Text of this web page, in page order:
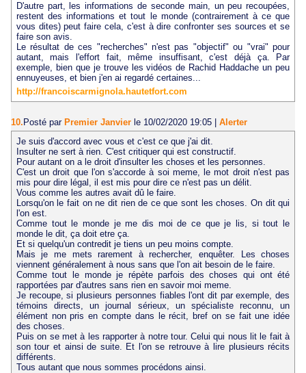
D'autre part, les informations de seconde main, un peu recoupées,
restent des informations et tout le monde (contrairement à ce que
vous dites) peut faire cela, c'est à dire confronter ses sources et se
faire son avis.
Le résultat de ces "recherches" n'est pas "objectif" ou "vrai" pour
autant, mais l'effort fait, même insuffisant, c'est déjà ça. Par
exemple, bien que je trouve les vidéos de Rachid Haddache un peu
ennuyeuses, et bien j'en ai regardé certaines...
http://francoiscarmignola.hautetfort.com
10. Posté par Premier Janvier le 10/02/2020 19:05
Alerter
Je suis d'accord avec vous et c'est ce que j'ai dit.
Insulter ne sert à rien. C'est critiquer qui est constructif.
Pour autant on a le droit d'insulter les choses et les personnes.
C'est un droit que l'on s'accorde à soi meme, le mot droit n'est pas
mis pour dire légal, il est mis pour dire ce n'est pas un délit.
Vous comme les autres avait dû le faire.
Lorsqu'on le fait on ne dit rien de ce que sont les choses. On dit qui
l'on est.
Comme tout le monde je me dis moi de ce que je lis, si tout le
monde le dit, ça doit etre ça.
Et si quelqu'un contredit je tiens un peu moins compte.
Mais je me mets rarement à rechercher, enquêter. Les choses
viennent généralement à nous sans que l'on ait besoin de le faire.
Comme tout le monde je répète parfois des choses qui ont été
rapportées par d'autres sans rien en savoir moi meme.
Je recoupe, si plusieurs personnes fiables l'ont dit par exemple, des
témoins directs, un journal sérieux, un spécialiste reconnu, un
élément non pris en compte dans le récit, bref on se fait une idée
des choses.
Puis on se met à les rapporter à notre tour. Celui qui nous lit le fait à
son tour et ainsi de suite. Et l'on se retrouve à lire plusieurs récits
différents.
Tous autant que nous sommes procédons ainsi.